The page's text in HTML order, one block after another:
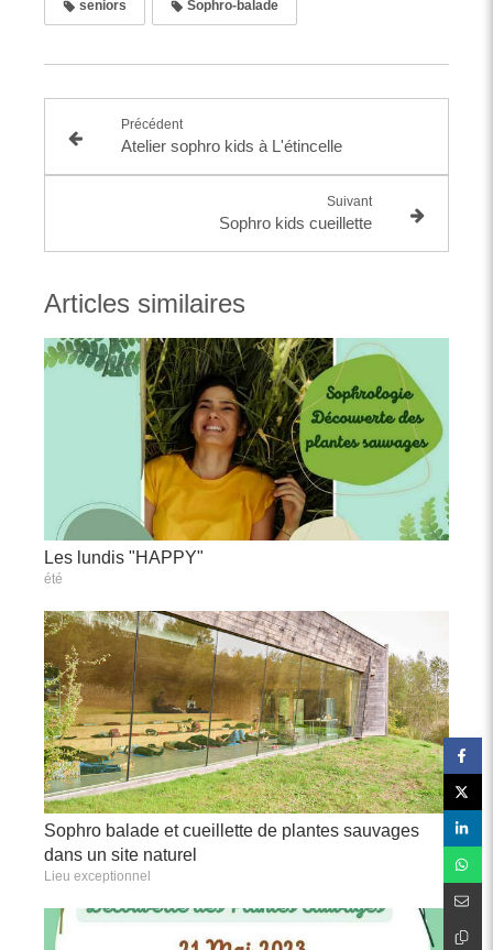
seniors Sophro-balade
Précédent
Atelier sophro kids à L'étincelle
Suivant
Sophro kids cueillette
Articles similaires
Les lundis "HAPPY"
été
Sophro balade et cueillette de plantes sauvages
dans un site naturel
Lieu exceptionnel